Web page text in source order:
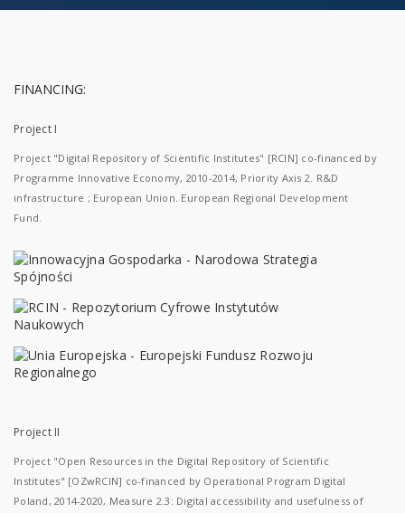
FINANCING:
Project I
Project "Digital Repository of Scientific Institutes" [RCIN] co-financed by
Programme Innovative Economy, 2010-2014, Priority Axis 2. R&D
infrastructure ; European Union. European Regional Development
Fund.
Project II
Project "Open Resources in the Digital Repository of Scientific
Institutes" [OZwRCIN] co-financed by Operational Program Digital
Poland, 2014-2020, Measure 2.3: Digital accessibility and usefulness of